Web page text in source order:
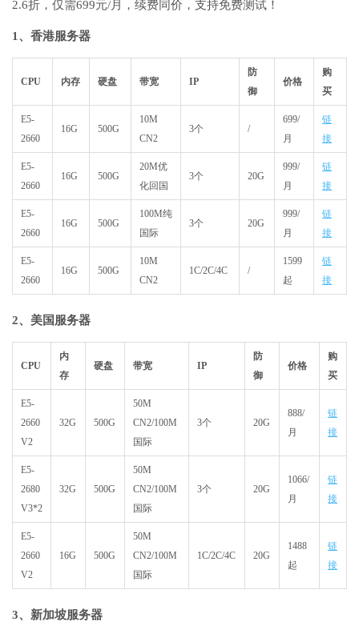
2.6折，仅需699元/月，续费同价，支持免费测试！
1、香港服务器
CPU 内存 硬盘 带宽 IP
防
御
价格
购
买
E5-
2660
16G 500G
10M
CN2
3个 /
699/
月
链
接
E5-
2660
16G 500G
20M优
化回国
3个 20G
999/
月
链
接
E5-
2660
16G 500G
100M纯
国际
3个 20G
999/
月
链
接
E5-
2660
16G 500G
10M
CN2
1C/2C/4C /
1599
起
链
接
2、美国服务器
CPU
内
存
硬盘 带宽 IP
防
御
价格
购
买
E5-
2660
V2
32G 500G
50M
CN2/100M
国际
3个 20G
888/
月
链
接
E5-
2680
V3*2
32G 500G
50M
CN2/100M
国际
3个 20G
1066/
月
链
接
E5-
2660
V2
16G 500G
50M
CN2/100M
国际
1C/2C/4C 20G
1488
起
链
接
3、新加坡服务器